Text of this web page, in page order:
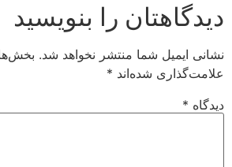
دیدگاهتان را بنویسید
نشانی ایمیل شما منتشر نخواهد شد.
علامت‌گذاری شده‌اند *
دیدگاه *